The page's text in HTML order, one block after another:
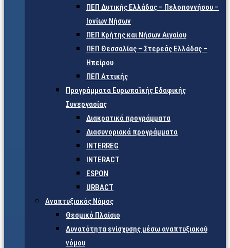
ΠΕΠ Δυτικής Ελλάδας – Πελοποννήσου –
Ιονίων Νήσων
ΠΕΠ Κρήτης και Νήσων Αιγαίου
ΠΕΠ Θεσσαλίας – Στερεάς Ελλάδας –
Ηπείρου
ΠΕΠ Αττικής
Προγράμματα Ευρωπαϊκής Εδαφικής
Συνεργασίας
Διακρατικά προγράμματα
Διασυνοριακά προγράμματα
INTERREG
INTERACT
ESPON
URBACT
Αναπτυξιακός Νόμος
Θεσμικό Πλαίσιο
Δυνατότητα ενίσχυσης μέσω αναπτυξιακού
νόμου